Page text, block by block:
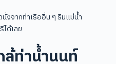
งจากท่าเรืออื่น ๆ ริมแม่น้ำ
ได้เลย
ล้ท่าน้ำนนท์